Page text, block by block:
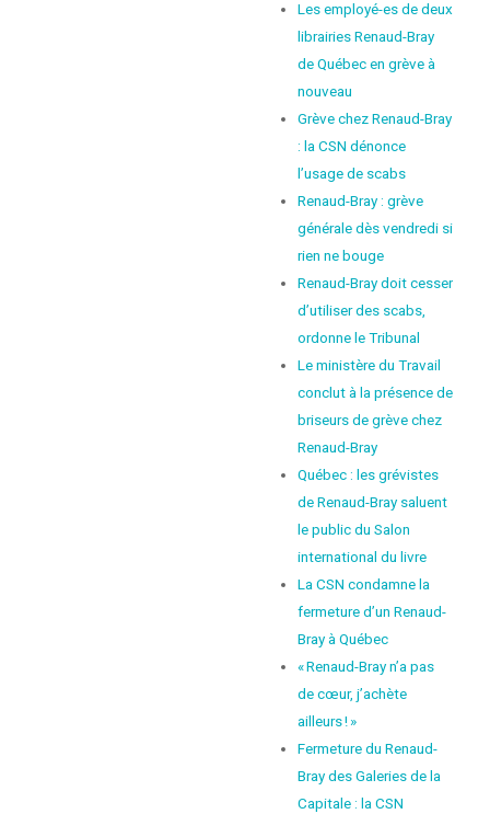
Les employé-es de deux
librairies Renaud-Bray
de Québec en grève à
nouveau
Grève chez Renaud-Bray
: la CSN dénonce
l’usage de scabs
Renaud-Bray : grève
générale dès vendredi si
rien ne bouge
Renaud-Bray doit cesser
d’utiliser des scabs,
ordonne le Tribunal
Le ministère du Travail
conclut à la présence de
briseurs de grève chez
Renaud-Bray
Québec : les grévistes
de Renaud-Bray saluent
le public du Salon
international du livre
La CSN condamne la
fermeture d’un Renaud-
Bray à Québec
« Renaud-Bray n’a pas
de cœur, j’achète
ailleurs ! »
Fermeture du Renaud-
Bray des Galeries de la
Capitale : la CSN